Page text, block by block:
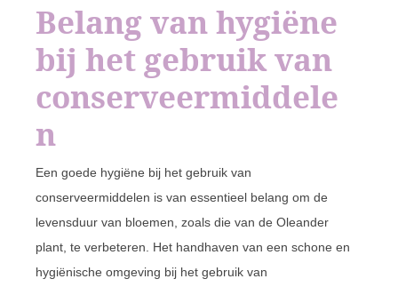
Belang van hygiëne
bij het gebruik van
conserveermiddele
n
Een goede hygiëne bij het gebruik van
conserveermiddelen is van essentieel belang om de
levensduur van bloemen, zoals die van de Oleander
plant, te verbeteren. Het handhaven van een schone en
hygiënische omgeving bij het gebruik van